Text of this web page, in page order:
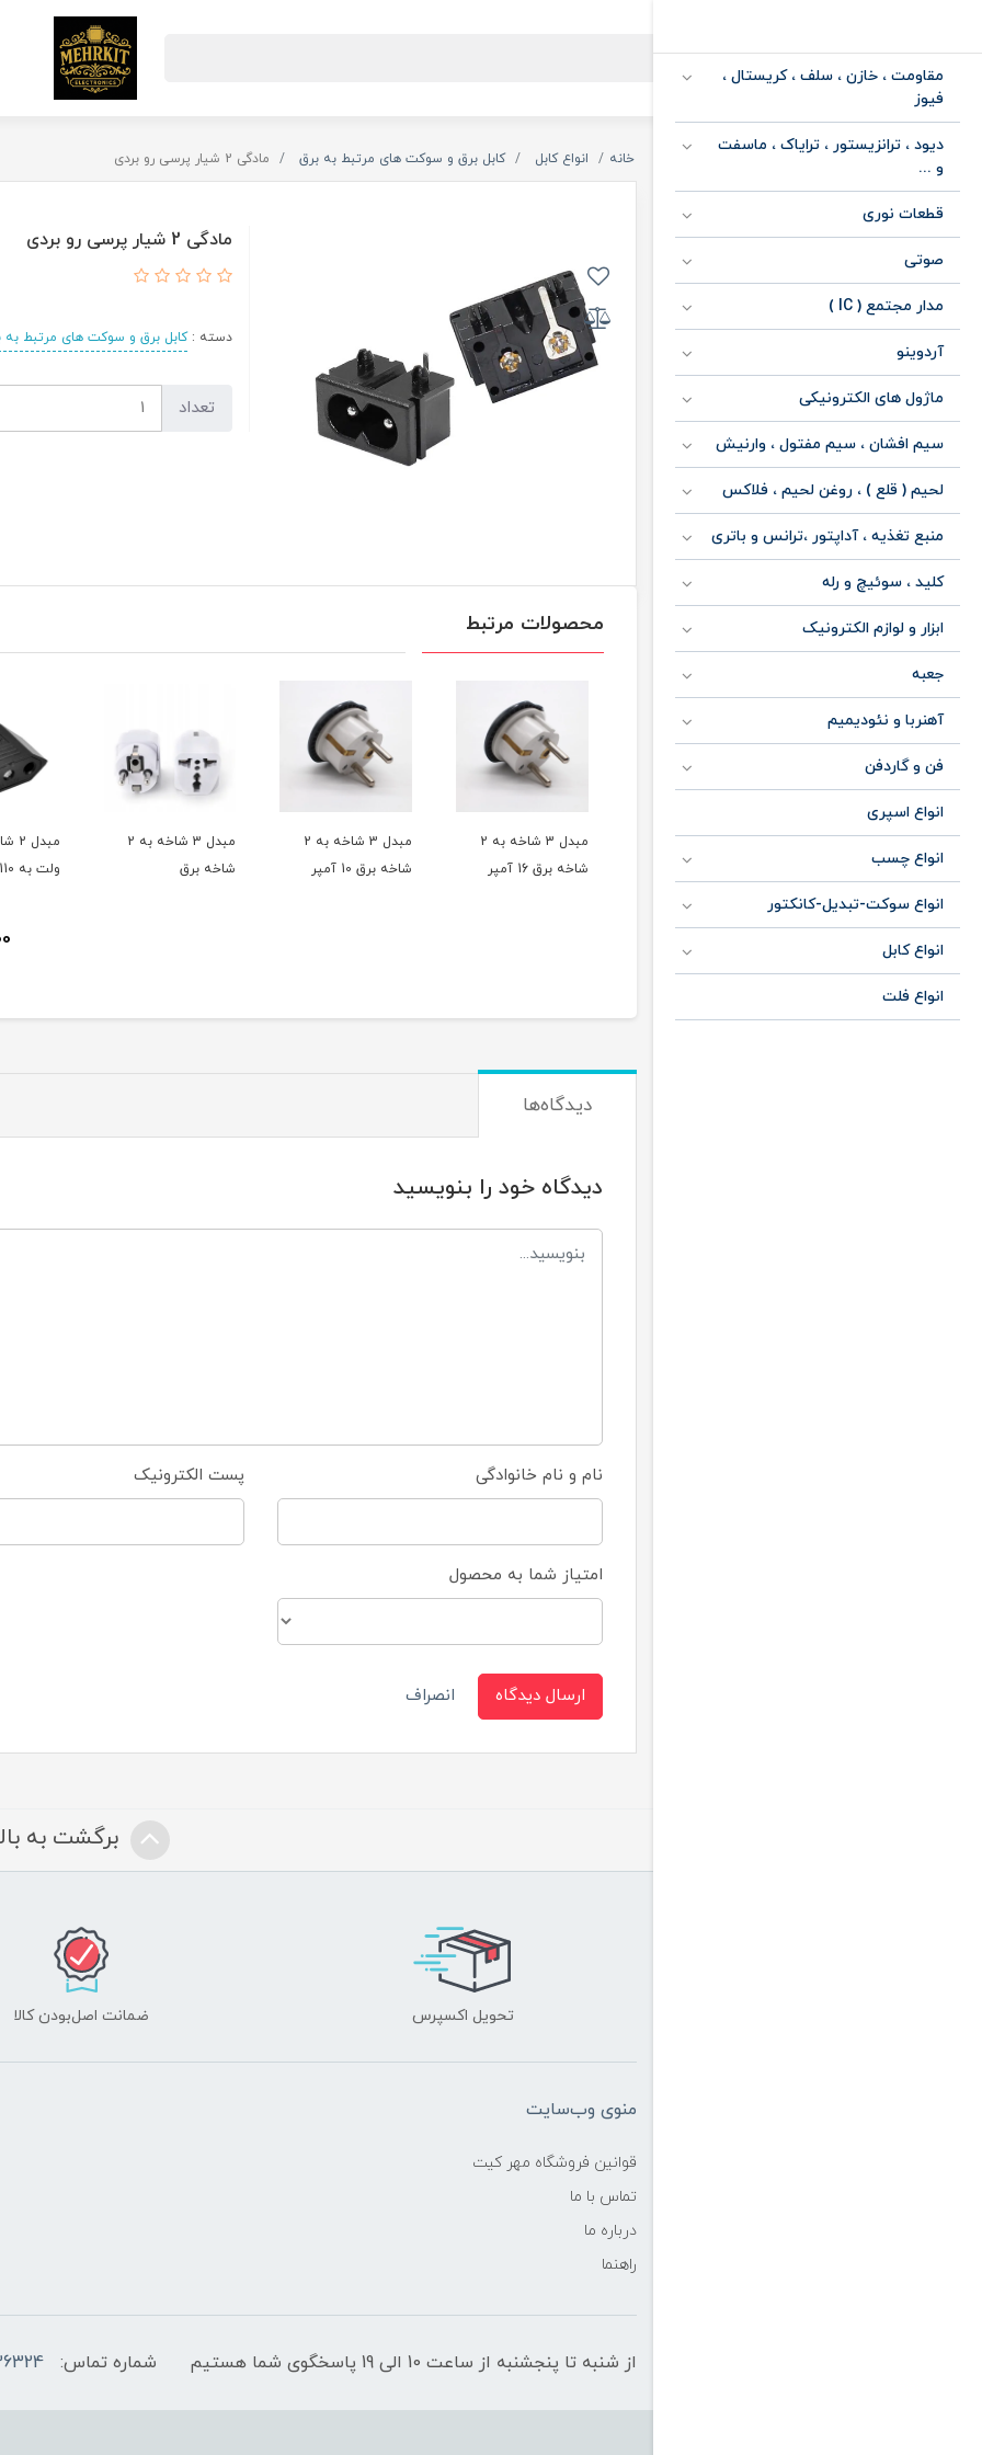
مقاومت ، خازن ، سلف ، کریستال ،
فیوز
دیود ، ترانزیستور ، ترایاک ، ماسفت
و ...
قطعات نوری
صوتی
مدار مجتمع ( IC )
آردوینو
ماژول های الکترونیکی
سیم افشان ، سیم مفتول ، وارنیش
لحیم ( قلع ) ، روغن لحیم ، فلاکس
منبع تغذیه ، آداپتور ،ترانس و باتری
کلید ، سوئیچ و رله
ابزار و لوازم الکترونیک
جعبه
آهنربا و نئودیمیم
فن و گاردفن
انواع اسپری
انواع چسب
انواع سوکت-تبدیل-کانکتور
انواع کابل
انواع فلت
خانه انواع کابل کابل برق و سوکت های مرتبط به برق مادگی 2 شیار پرسی رو بردی
مادگی 2 شیار پرسی رو بردی
دسته :کابل برق و سوکت های مرتبط به
تعداد
محصولات مرتبط
تومان
مبدل 3 شاخه به 2
مبدل 3 شاخه به 2
شاخه برق 16 آمپر
مبدل 3 شاخه به 2
شاخه برق 10 آمپر
مبدل 3 شاخه به 2
شاخه برق
مبدل 2 شاخه 220
دیدگاه‌ها
دیدگاه خود را بنویسید
نام و نام خانوادگی پست الکترونیک
امتیاز شما به محصول
ارسال دیدگاه انصراف
برگشت به
تحویل اکسپرس ضمانت اصل‌بودن کالا
منوی وب‌سایت
قوانین فروشگاه مهر کیت
تماس با ما
درباره ما
راهنما
از شنبه تا پنجشنبه از ساعت 10 الی 19 پاسخگوی شما هستیم شماره تماس: